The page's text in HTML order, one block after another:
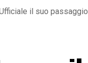
il suo